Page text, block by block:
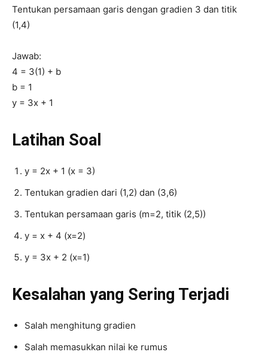
Tentukan persamaan garis dengan gradien 3 dan titik
(1,4)
Jawab:
4 = 3(1) + b
b = 1
y = 3x + 1
Latihan Soal
y = 2x + 1 (x = 3)
Tentukan gradien dari (1,2) dan (3,6)
Tentukan persamaan garis (m=2, titik (2,5))
y = x + 4 (x=2)
y = 3x + 2 (x=1)
Kesalahan yang Sering Terjadi
Salah menghitung gradien
Salah memasukkan nilai ke rumus